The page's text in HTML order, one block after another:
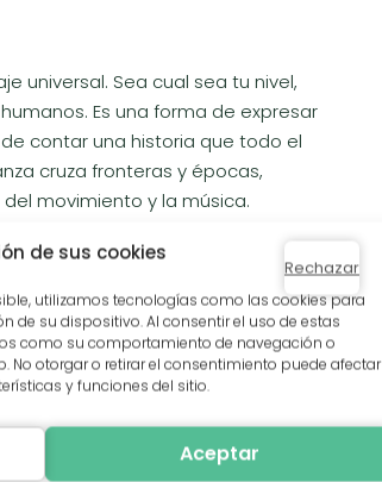
de sus cookies
utilizamos tecnologías como las cookies para
de su dispositivo. Al consentir el uso de estas
como su comportamiento de navegación o
No otorgar o retirar el consentimiento puede afectar
y funciones del sitio.
Aceptar
Rechazar
universal. Sea cual sea tu nivel,
Es una forma de expresar
contar una historia que todo el
cruza fronteras y épocas,
movimiento y la música.
cada gesto es portador de
idioma. Es una experiencia
salón de tu casa, el cuerpo se
Esta conexión universal es